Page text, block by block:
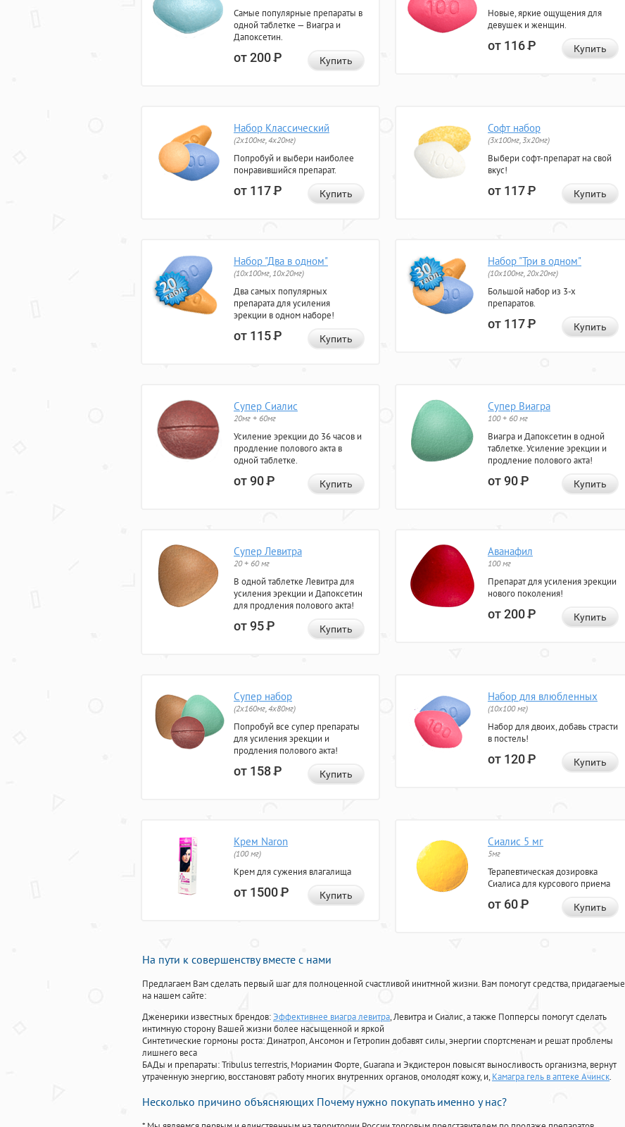
Самые популярные препараты в
одной таблетке — Виагра и
Дапоксетин.
от 200Р Купить
Новые, яркие ощущения для
девушек и женщин.
от 116Р Купить
Набор Классический
(2x100мг, 4x20мг)
Попробуй и выбери наиболее
понравившийся препарат.
от 117Р Купить
Софт набор
(3x100мг, 3x20мг)
Выбери софт-препарат на свой
вкус!
от 117Р Купить
Набор "Два в одном"
(10x100мг, 10x20мг)
Два самых популярных
препарата для усиления
эрекции в одном наборе!
от 115Р Купить
Набор "Три в одном"
(10x100мг, 20x20мг)
Большой набор из 3-х
препаратов.
от 117Р Купить
Супер Сиалис
20мг + 60мг
Усиление эрекции до 36 часов и
продление полового акта в
одной таблетке.
от 90Р Купить
Супер Виагра
100 + 60 мг
Виагра и Дапоксетин в одной
таблетке. Усиление эрекции и
продление полового акта!
от 90Р Купить
Супер Левитра
20 + 60 мг
В одной таблетке Левитра для
усиления эрекции и Дапоксетин
для продления полового акта!
от 95Р Купить
Аванафил
100 мг
Препарат для усиления эрекции
нового поколения!
от 200Р Купить
Супер набор
(2х160мг, 4х80мг)
Попробуй все супер препараты
для усиления эрекции и
продления полового акта!
от 158Р Купить
Набор для влюбленных
(10х100 мг)
Набор для двоих, добавь страсти
в постель!
от 120Р Купить
Крем Naron
(100 мг)
Крем для сужения влагалища
от 1500Р Купить
Сиалис 5 мг
5мг
Терапевтическая дозировка
Сиалиса для курсового приема
от 60Р Купить
На пути к совершенству вместе с нами
Предлагаем Вам сделать первый шаг для полноценной счастливой инитмной жизни. Вам помогут средства, придагаемые
на нашем сайте:
Дженерики известных брендов:Эффективнее виагра левитра, Левитра и Сиалис, а также Попперсы помогут сделать
интимную сторону Вашей жизни более насыщенной и яркой
Синтетические гормоны роста: Динатроп, Ансомон и Гетропин добавят силы, энергии спортсменам и решат проблемы
лишнего веса
БАДы и препараты:Tribulus terrestris, Мориамин Форте, Guarana и Экдистерон повысят выносливость организма, вернут
утраченную энергию, восстановят работу многих внутренних органов, омолодят кожу, и, Камагра гель в аптеке Ачинск.
Несколько причино объясняющих Почему нужно покупать именно у нас?